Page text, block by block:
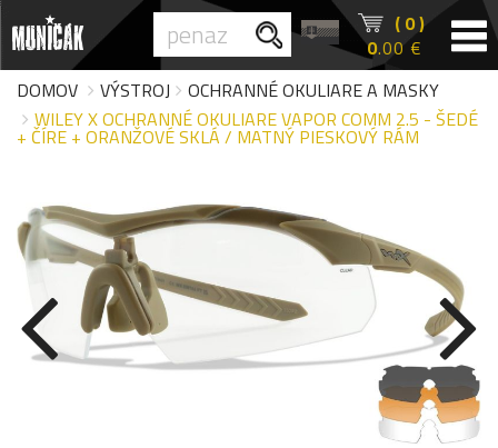
( 0 )
0.00 €
DOMOV
VÝSTROJ
OCHRANNÉ OKULIARE A MASKY
WILEY X OCHRANNÉ OKULIARE VAPOR COMM 2.5 - ŠEDÉ
+ ČÍRE + ORANŽOVÉ SKLÁ / MATNÝ PIESKOVÝ RÁM